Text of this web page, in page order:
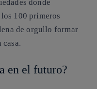
donde
100 primeros
de orgullo formar
casa.
en el futuro?